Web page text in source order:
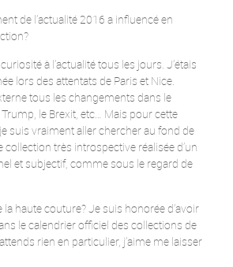
de l’actualité 2016 a influencé en
à l’actualité tous les jours. J’étais
lors des attentats de Paris et Nice.
tous les changements dans le
Trump, le Brexit, etc… Mais pour cette
suis vraiment aller chercher au fond de
collection très introspective réalisée d’un
et subjectif, comme sous le regard de
la haute couture? Je suis honorée d’avoir
le calendrier officiel des collections de
rien en particulier, j’aime me laisser